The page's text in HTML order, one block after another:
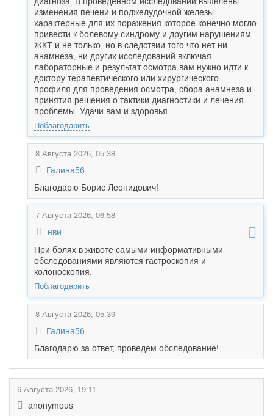
изменения печени и поджелудочной железы
характерные для их поражения которое конечно могло
привести к болевому синдрому и другим нарушениям
ЖКТ и не только, но в следствии того что нет ни
анамнеза, ни других исследований включая
лабораторные и результат осмотра вам нужно идти к
доктору терапевтического или хирургического
профиля для проведения осмотра, сбора анамнеза и
принятия решения о тактики диагностики и лечения
проблемы. Удачи вам и здоровья
Поблагодарить
8 Августа 2026, 05:38
Галина56
Благодарю Борис Леонидович!
7 Августа 2026, 06:58
нви
При болях в животе самыми информативными
обследованиями являются гастроскопия и
колоноскопия.
Поблагодарить
8 Августа 2026, 05:39
Галина56
Благодарю за ответ, проведем обследование!
6 Августа 2026, 19:11
anonymous